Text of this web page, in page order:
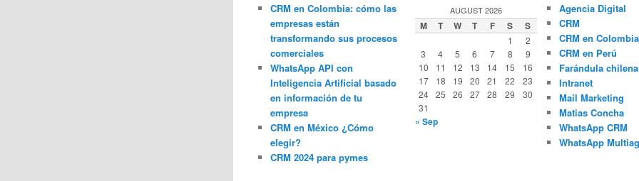
CRM en Colombia: cómo las
empresas están
transformando sus procesos
comerciales
WhatsApp API con
Inteligencia Artificial basado
en información de tu
empresa
CRM en México ¿Cómo
elegir?
CRM 2024 para pymes
AUGUST 2026
M T W T F S S
1
2
3
4 5 6 7 8
9
10
11 12 13 14 15
16
17
18 19 20 21 22
23
24
25 26 27 28 29
30
31
« Sep
Agencia Digital
CRM
CRM en Colombia
CRM en Perú
Farándula chilena
Intranet
Mail Marketing
Matias Concha
WhatsApp CRM
WhatsApp